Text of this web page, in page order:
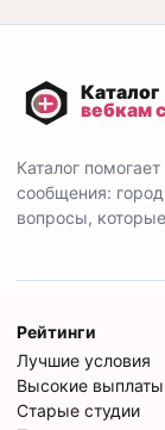
Каталог
сообщения:
вопросы,
Рейтинги
Лучшие условия
Высокие выплаты
Старые студии